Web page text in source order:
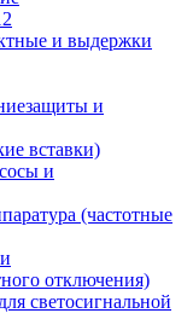
и выдержки
и
вставки)
и
(частотные
отключения)
светосигнальной